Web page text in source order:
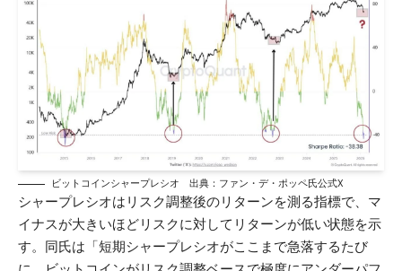
ビットコインシャープレシオ 出典： ファン・デ・ポッペ氏公式X
シャープレシオはリスク調整後のリターンを測る指標で、マ
イナスが大きいほどリスクに対してリターンが低い状態を示
す。同氏は「短期シャープレシオがここまで急落するたび